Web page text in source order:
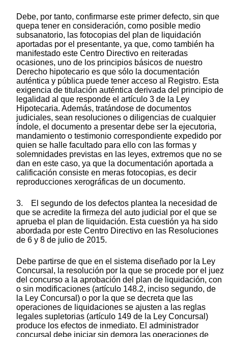
Debe, por tanto, confirmarse este primer defecto, sin que
quepa tener en consideración, como posible medio
subsanatorio, las fotocopias del plan de liquidación
aportadas por el presentante, ya que, como también ha
manifestado este Centro Directivo en reiteradas
ocasiones, uno de los principios básicos de nuestro
Derecho hipotecario es que sólo la documentación
auténtica y pública puede tener acceso al Registro. Esta
exigencia de titulación auténtica derivada del principio de
legalidad al que responde el artículo 3 de la Ley
Hipotecaria. Además, tratándose de documentos
judiciales, sean resoluciones o diligencias de cualquier
índole, el documento a presentar debe ser la ejecutoria,
mandamiento o testimonio correspondiente expedido por
quien se halle facultado para ello con las formas y
solemnidades previstas en las leyes, extremos que no se
dan en este caso, ya que la documentación aportada a
calificación consiste en meras fotocopias, es decir
reproducciones xerográficas de un documento.
3. El segundo de los defectos plantea la necesidad de
que se acredite la firmeza del auto judicial por el que se
aprueba el plan de liquidación. Esta cuestión ya ha sido
abordada por este Centro Directivo en las Resoluciones
de 6 y 8 de julio de 2015.
Debe partirse de que en el sistema diseñado por la Ley
Concursal, la resolución por la que se procede por el juez
del concurso a la aprobación del plan de liquidación, con
o sin modificaciones (artículo 148.2, inciso segundo, de
la Ley Concursal) o por la que se decreta que las
operaciones de liquidaciones se ajusten a las reglas
legales supletorias (artículo 149 de la Ley Concursal)
produce los efectos de inmediato. El administrador
concursal debe iniciar sin demora las operaciones de